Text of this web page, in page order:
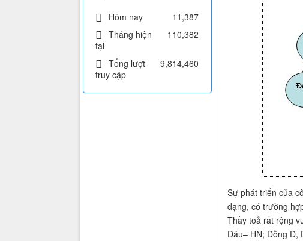
Sự phát triển của
dạng, có trường
Thầy toả rất rộng
Dâu– HN; Đồng D,
Hôm nay
11,387
Tháng hiện
tại
110,382
Tổng lượt
truy cập
9,814,460